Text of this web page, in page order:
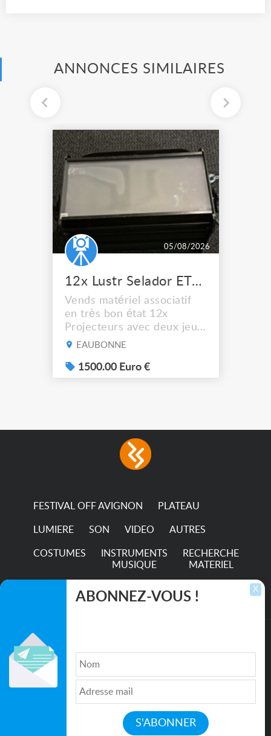
ANNONCES SIMILAIRES
05/08/2026
12x Lustr Selador ETC Led 7x colors filtres
Vends matériel associatif
en très bon état 12x
Projecteurs avec deux jeux
de filtre filtre Lustr Selador
system – seven colour
LEDs providing the
consumption The
permanence of a 50,000-
EAUBONNE
1500.00 Euro €
FESTIVAL OFF AVIGNON PLATEAU
LUMIERE SON VIDEO AUTRES
COSTUMES
INSTRUMENTS
MUSIQUE
RECHERCHE
MATERIEL
TRANSPORTS
Qui sommes nous ?| Médias
Politique de confidentialité| Partenaires|
Mentions légales
X
ABONNEZ-VOUS !